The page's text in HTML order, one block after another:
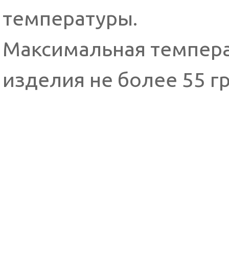
температуры.
Максимальная
изделия не более 55